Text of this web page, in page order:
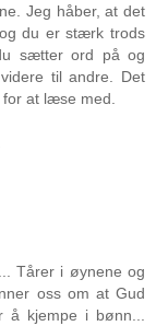
Jeg håber, at det
du er stærk trods
sætter ord på og
til andre. Det
for at læse med.
Tårer i øynene og
oss om at Gud
å kjempe i bønn...